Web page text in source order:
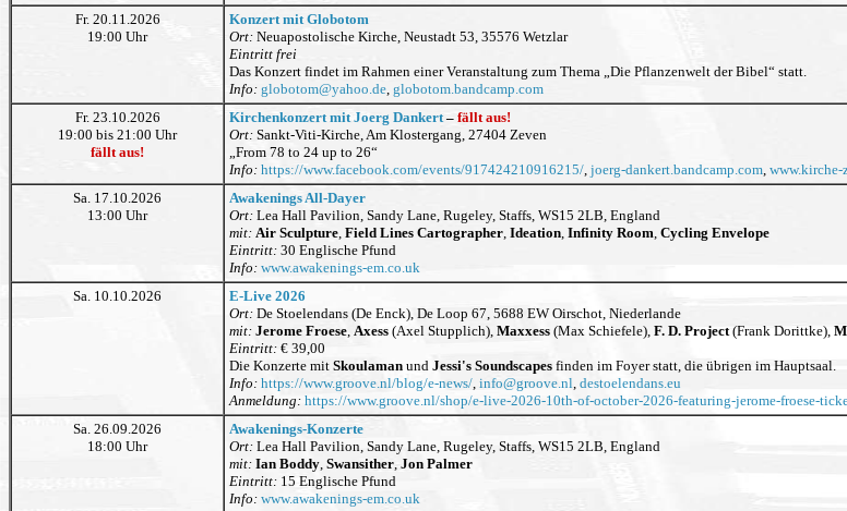
Fr. 20.11.2026
19:00 Uhr
Konzert mit Globotom
Ort: Neuapostolische Kirche, Neustadt 53, 35576 Wetzlar
Eintritt frei
Das Konzert findet im Rahmen einer Veranstaltung zum Thema „Die Pflanzenwelt der Bibel“ statt.
Info: globotom@yahoo.de, globotom.bandcamp.com
Fr. 23.10.2026
19:00 bis 21:00 Uhr
fällt aus!
Kirchenkonzert mit Joerg Dankert– fällt aus!
Ort: Sankt-Viti-Kirche, Am Klostergang, 27404 Zeven
„From 78 to 24 up to 26“
Info: https://www.facebook.com/events/917424210916215/, joerg-dankert.bandcamp.com, www.kirche-
Sa. 17.10.2026
13:00 Uhr
Awakenings All-Dayer
Ort: Lea Hall Pavilion, Sandy Lane, Rugeley, Staffs, WS15 2LB, England
mit: Air Sculpture, Field Lines Cartographer, Ideation, Infinity Room, Cycling Envelope
Eintritt: 30 Englische Pfund
Info: www.awakenings-em.co.uk
Sa. 10.10.2026
E-Live 2026
Ort: De Stoelendans (De Enck), De Loop 67, 5688 EW Oirschot, Niederlande
mit: Jerome Froese, Axess (Axel Stupplich), Maxxess (Max Schiefele), F. D. Project(Frank Dorittke),
Eintritt: € 39,00
Die Konzerte mit Skoulaman und Jessi's Soundscapes finden im Foyer statt, die übrigen im Hauptsaal.
Info: https://www.groove.nl/blog/e-news/, info@groove.nl, destoelendans.eu
Anmeldung: https://www.groove.nl/shop/e-live-2026-10th-of-october-2026-featuring-jerome-froese-
Sa. 26.09.2026
18:00 Uhr
Awakenings-Konzerte
Ort: Lea Hall Pavilion, Sandy Lane, Rugeley, Staffs, WS15 2LB, England
mit: Ian Boddy, Swansither, Jon Palmer
Eintritt: 15 Englische Pfund
Info: www.awakenings-em.co.uk